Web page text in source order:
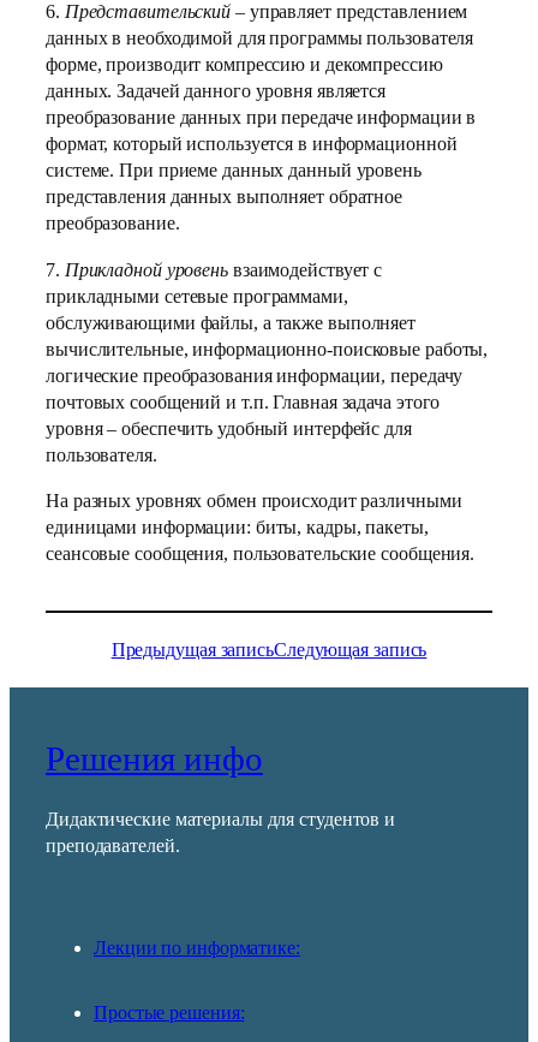
6. Представительский – управляет представлением
данных в необходимой для программы пользователя
форме, производит компрессию и декомпрессию
данных. Задачей данного уровня является
преобразование данных при передаче информации в
формат, который используется в информационной
системе. При приеме данных данный уровень
представления данных выполняет обратное
преобразование.
7. Прикладной уровеньвзаимодействует с
прикладными сетевые программами,
обслуживающими файлы, а также выполняет
вычислительные, информационно-поисковые работы,
логические преобразования информации, передачу
почтовых сообщений и т.п. Главная задача этого
уровня – обеспечить удобный интерфейс для
пользователя.
На разных уровнях обмен происходит различными
единицами информации: биты, кадры, пакеты,
сеансовые сообщения, пользовательские сообщения.
Предыдущая записьСледующая запись
Решения инфо
Дидактические материалы для студентов и
преподавателей.
Лекции по информатике:
Простые решения: